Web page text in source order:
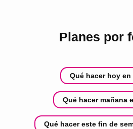
Planes por
Qué hacer hoy en
Qué hacer mañana
Qué hacer este fin de